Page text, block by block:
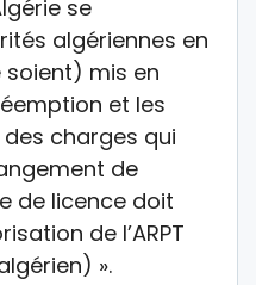
se
algériennes en
mis en
et les
charges qui
de
de licence doit
de l’ARPT
».